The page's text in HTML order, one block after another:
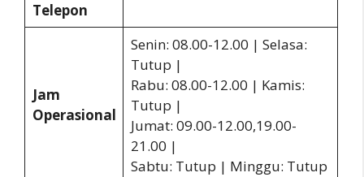
Telepon
Jam
Operasional
Senin: 08.00-12.00 | Selasa:
Tutup |
Rabu: 08.00-12.00 | Kamis:
Tutup |
Jumat: 09.00-12.00,19.00-
21.00 |
Sabtu: Tutup | Minggu: Tutup